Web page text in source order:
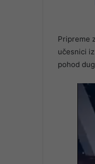
Pripreme
učesnici
pohod